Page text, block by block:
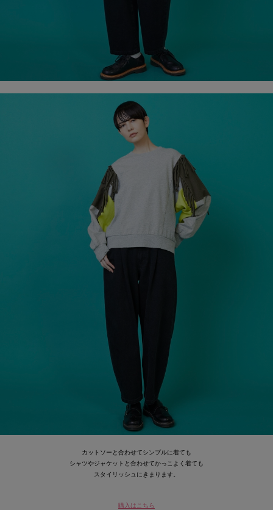
カットソーと合わせてシンプルに着ても
シャツやジャケットと合わせてかっこよく着ても
スタイリッシュにきまります。
購入はこちら